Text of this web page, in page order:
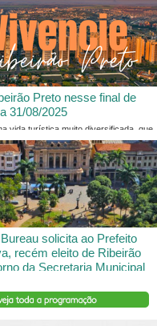
Preto nesse final de
31/08/2025
vida turística muito diversificada, que
de saude à contemplação de
solicita ao Prefeito
recém eleito de Ribeirão
da Secretaria Municipal
e Região Convention & Visitors Bureau